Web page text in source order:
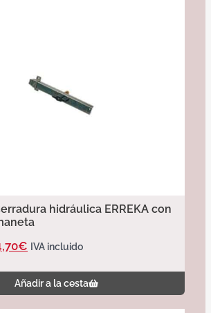
hidráulica ERREKA con
€ IVA incluido
Añadir a la cesta